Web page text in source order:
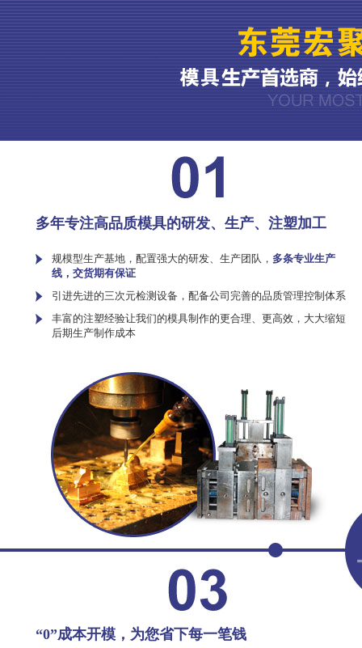
多年专注高品质模具的研发、生产、注塑加工
规模型生产基地，配置强大的研发、生产团队， 多条专业生产
线，交货期有保证
引进先进的三次元检测设备，配备公司完善的品质管理控制体系
丰富的注塑经验让我们的模具制作的更合理、更高效，大大缩短
后期生产制作成本
“0”成本开模，为您省下每一笔钱